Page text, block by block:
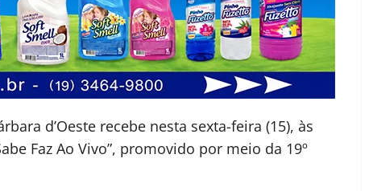
d’Oeste recebe nesta sexta-feira (15), às
Faz Ao Vivo”, promovido por meio da 19º